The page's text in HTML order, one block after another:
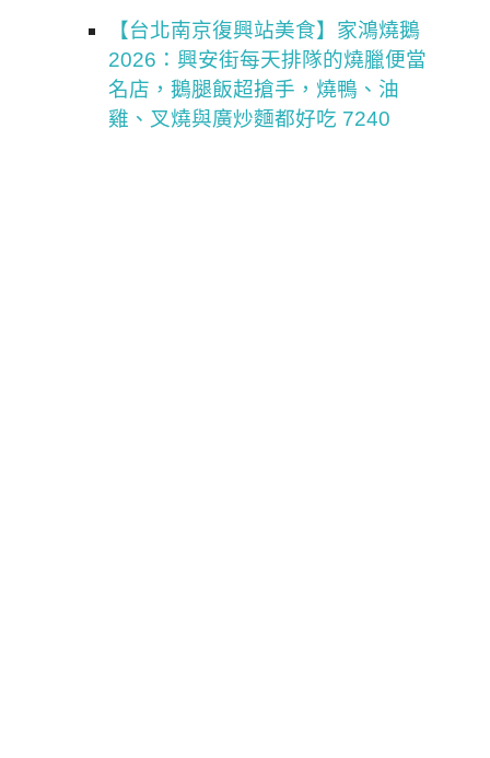
【台北南京復興站美食】家鴻燒鵝
2026：興安街每天排隊的燒臘便當
名店，鵝腿飯超搶手，燒鴨、油
雞、叉燒與廣炒麵都好吃 7240